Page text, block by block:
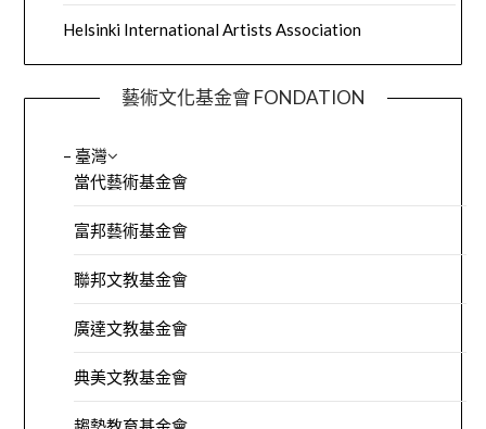
Helsinki International Artists Association
藝術文化基金會 FONDATION
– 臺灣
當代藝術基金會
富邦藝術基金會
聯邦文教基金會
廣達文教基金會
典美文教基金會